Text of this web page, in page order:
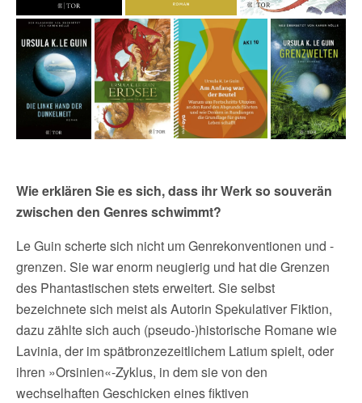
Wie erklären Sie es sich, dass ihr Werk so souverän
zwischen den Genres schwimmt?
Le Guin scherte sich nicht um Genrekonventionen und -
grenzen. Sie war enorm neugierig und hat die Grenzen
des Phantastischen stets erweitert. Sie selbst
bezeichnete sich meist als Autorin Spekulativer Fiktion,
dazu zählte sich auch (pseudo-)historische Romane wie
Lavinia, der im spätbronzezeitlichem Latium spielt, oder
ihren »Orsinien«-Zyklus, in dem sie von den
wechselhaften Geschicken eines fiktiven